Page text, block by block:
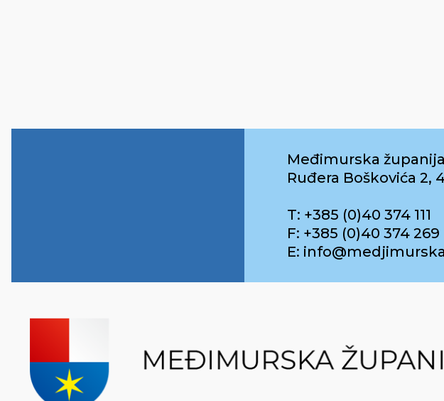
Međimurska županija
Ruđera Boškovića 2,
T: +385 (0)40 374 111
F: +385 (0)40 374 269
E: